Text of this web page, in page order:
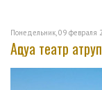
Понедельник, 09 февраля
Аԥсуа театр